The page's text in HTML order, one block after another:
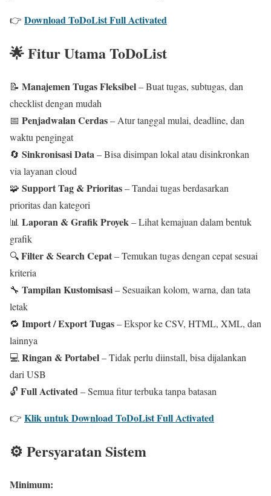
👉 Download ToDoList Full Activated
🌟 Fitur Utama ToDoList
📝 Manajemen Tugas Fleksibel– Buat tugas, subtugas, dan
checklist dengan mudah
📅 Penjadwalan Cerdas– Atur tanggal mulai, deadline, dan
waktu pengingat
🔄 Sinkronisasi Data– Bisa disimpan lokal atau disinkronkan
via layanan cloud
🧩 Support Tag & Prioritas– Tandai tugas berdasarkan
prioritas dan kategori
📊 Laporan & Grafik Proyek– Lihat kemajuan dalam bentuk
grafik
🔍Filter & Search Cepat– Temukan tugas dengan cepat sesuai
kriteria
🔧 Tampilan Kustomisasi– Sesuaikan kolom, warna, dan tata
letak
🔁 Import / Export Tugas– Ekspor ke CSV, HTML, XML, dan
lainnya
💻 Ringan & Portabel– Tidak perlu diinstall, bisa dijalankan
dari USB
🔓 Full Activated– Semua fitur terbuka tanpa batasan
👉 Klik untuk Download ToDoList Full Activated
⚙️ Persyaratan Sistem
Minimum: